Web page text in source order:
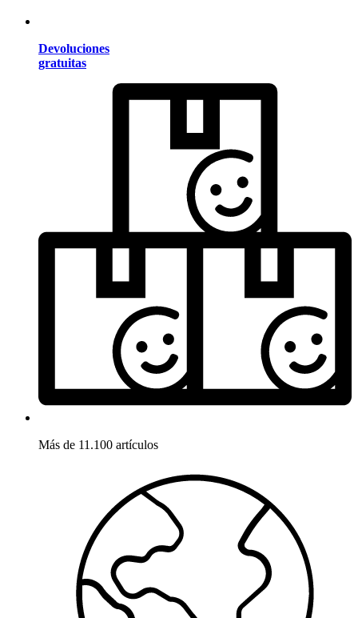
Devoluciones
gratuitas
Más de 11.100 artículos